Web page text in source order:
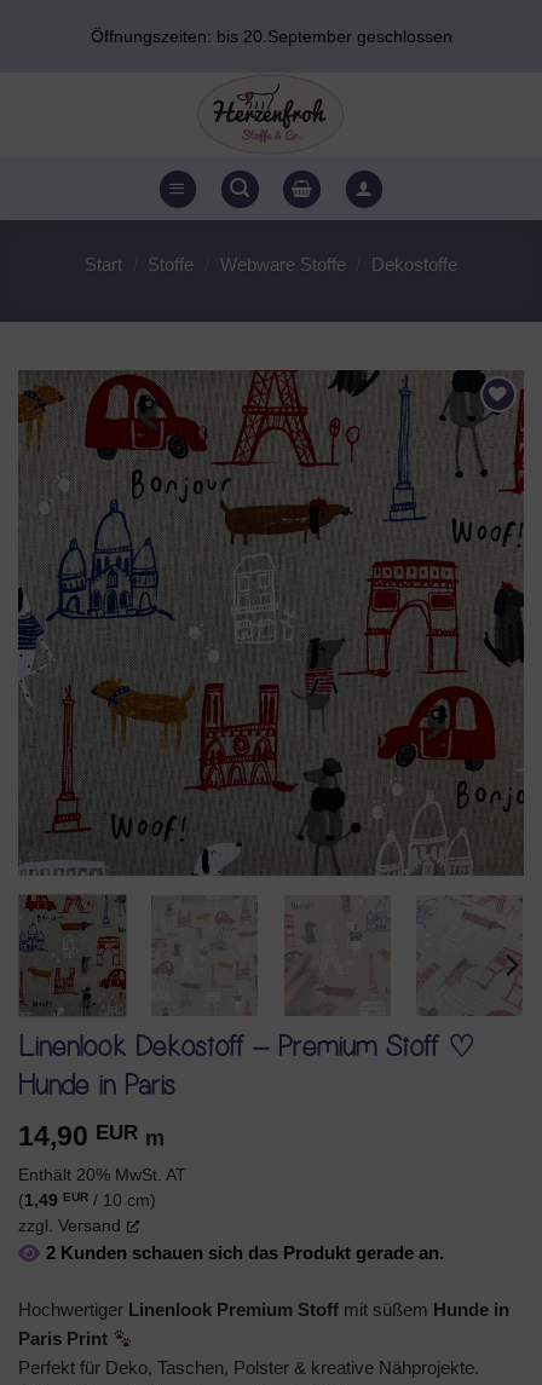
Öffnungszeiten: bis 20.September geschlossen
Start Stoffe Webware Stoffe Dekostoffe
AUF DEN
WUNSCHZETTEL
Linenlook Dekostoff – Premium Stoff ♡
Hunde in Paris
14,90 EUR m
Enthält 20% MwSt. AT
(1,49 EUR / 10 cm)
zzgl. Versand
2 Kunden schauen sich das Produkt gerade an.
Hochwertiger Linenlook Premium Stoff mit süßem Hunde in
Paris Print
Perfekt für Deko, Taschen, Polster & kreative Nähprojekte.